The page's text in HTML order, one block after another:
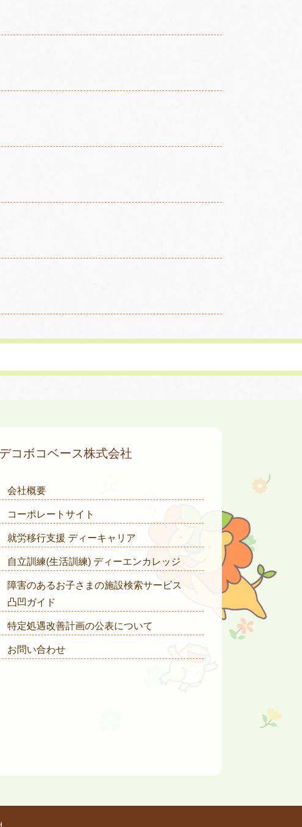
デコボコベース株式会社
会社概要
コーポレートサイト
就労移行支援 ディーキャリア
自立訓練(生活訓練) ディーエンカレッジ
障害のあるお子さまの施設検索サービス
凸凹ガイド
特定処遇改善計画の公表について
お問い合わせ